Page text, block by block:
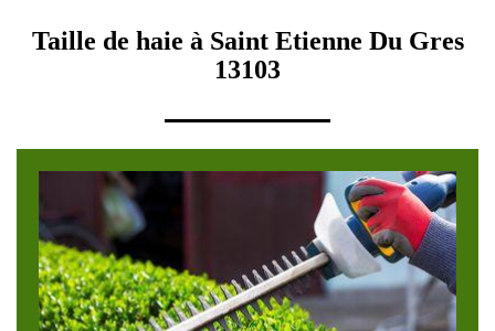
Taille de haie à Saint Etienne Du Gres
13103